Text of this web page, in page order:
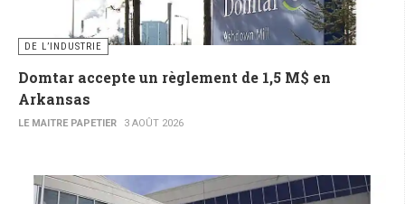
DE L’INDUSTRIE
Domtar accepte un règlement de 1,5 M$ en
Arkansas
LE MAITRE PAPETIER 3 AOÛT 2026